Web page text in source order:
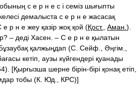
с е р н е с і семіз шығыпты
демалыста с е р н е жасасақ
е р н е жеу қазір жоқ қой (Қост. Аман. ).
– деді Хасен. – С е р н е қылатын
қалжыңдап (С. Сейф., Әңгім.,
кетіп, аузы күйгендері қуанады
шерне бірін-бірі қонақ етіп,
тобы (К. Юд., КРС)]